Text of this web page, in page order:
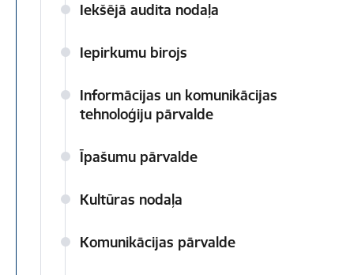
Iekšējā audita nodaļa
Iepirkumu birojs
Informācijas un komunikācijas
tehnoloģiju pārvalde
Īpašumu pārvalde
Kultūras nodaļa
Komunikācijas pārvalde